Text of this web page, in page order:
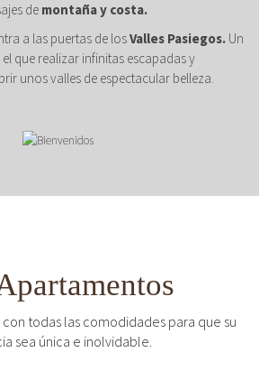
de montaña y costa.
a las puertas de losValles Pasiegos. Un
que realizar infinitas escapadas y
unos valles de espectacular belleza.
todas las comodidades para que su
sea única e inolvidable.